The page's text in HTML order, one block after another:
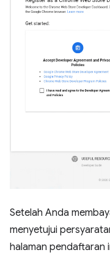
Setelah Anda
menyetujui
halaman pendaftaran